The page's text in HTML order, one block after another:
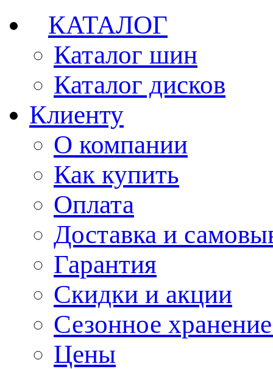
КАТАЛОГ
Каталог шин
Каталог дисков
Клиенту
О компании
Как купить
Оплата
Доставка и
Гарантия
Скидки и акции
Сезонное
Цены